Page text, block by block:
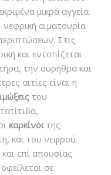
μικρά αγγεία
αιματουρία
Στις
και εντοπίζεται
την ουρήθρα και
αιτίες είναι η
του
καρκίνοι της
και του νεφρού.
επί απουσίας
σε